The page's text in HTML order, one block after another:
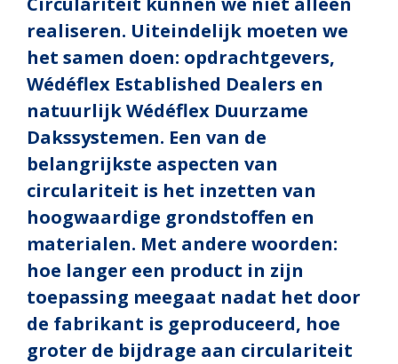
realiseren. Uiteindelijk moeten we
het samen doen: opdrachtgevers,
Wédéflex Established Dealers en
natuurlijk Wédéflex Duurzame
Dakssystemen. Een van de
belangrijkste aspecten van
circulariteit is het inzetten van
hoogwaardige grondstoffen en
materialen. Met andere woorden:
hoe langer een product in zijn
toepassing meegaat nadat het door
de fabrikant is geproduceerd, hoe
groter de bijdrage aan circulariteit